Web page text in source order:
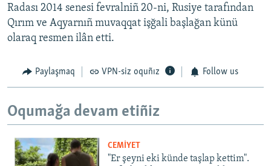
Radası 2014 senesi fevralniñ 20-ni, Rusiye tarafından
Qırım ve Aqyarnıñ muvaqqat işğali başlağan künü
olaraq resmen ilân etti.
Paylaşmaq VPN-siz oquñız Follow us
Oqumağa devam etiñiz
CEMİYET
"Er şeyni eki künde taşlap kettim".